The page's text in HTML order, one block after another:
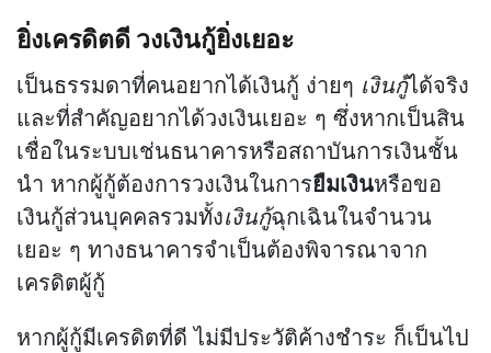
ยิ่งเครดิตดี วงเงินกู้ยิ่งเยอะ
เป็นธรรมดาที่คนอยากได้เงินกู้ ง่ายๆ เงินกู้ได้จริง
และที่สำคัญอยากได้วงเงินเยอะ ๆ ซึ่งหากเป็นสิน
เชื่อในระบบเช่นธนาคารหรือสถาบันการเงินชั้น
นำ หากผู้กู้ต้องการวงเงินในการยืมเงินหรือขอ
เงินกู้ส่วนบุคคลรวมทั้งเงินกู้ฉุกเฉินในจำนวน
เยอะ ๆ ทางธนาคารจำเป็นต้องพิจารณาจาก
เครดิตผู้กู้
หากผู้กู้มีเครดิตที่ดี ไม่มีประวัติค้างชำระ ก็เป็นไป